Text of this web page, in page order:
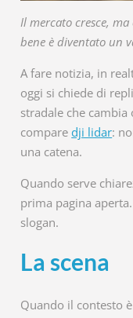
Il mercato cresce,
bene è diventato un
A fare notizia, in
oggi si chiede di
stradale che cambia
comparedji lidar:
una catena.
Quando serve
prima pagina
slogan.
La scena
Quando il contesto